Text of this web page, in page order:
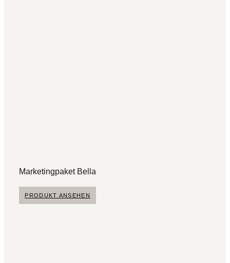
Marketingpaket Bella
PRODUKT ANSEHEN